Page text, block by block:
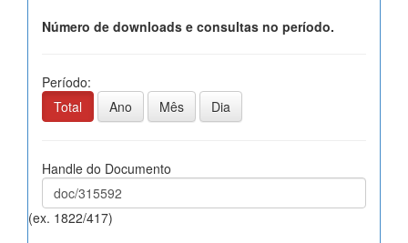
Número de downloads e consultas no período.
Período:
Total
Ano Mês Dia
Handle do Documento
(ex. 1822/417)